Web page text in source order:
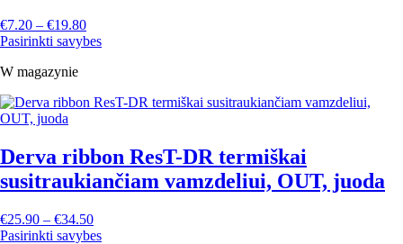
€7.20 – €19.80
Pasirinkti savybes
W magazynie
Derva ribbon ResT-DR termiškai
susitraukiančiam vamzdeliui, OUT, juoda
€25.90 – €34.50
Pasirinkti savybes